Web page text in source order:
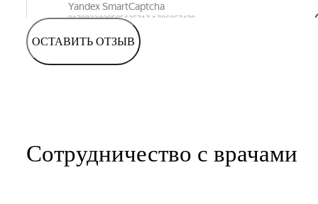
ОСТАВИТЬ ОТЗЫВ
Сотрудничество с врачами